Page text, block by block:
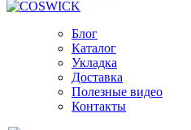
Блог
Каталог
Укладка
Доставка
Полезные видео
Контакты